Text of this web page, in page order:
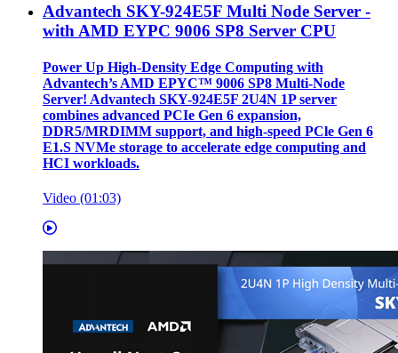
Advantech SKY-924E5F Multi Node Server -
with AMD EYPC 9006 SP8 Server CPU
Power Up High-Density Edge Computing with
Advantech’s AMD EPYC™ 9006 SP8 Multi-Node
Server! Advantech SKY-924E5F 2U4N 1P server
combines advanced PCIe Gen 6 expansion,
DDR5/MRDIMM support, and high-speed PCle Gen 6
E1.S NVMe storage to accelerate edge computing and
HCI workloads.
Video (01:03)